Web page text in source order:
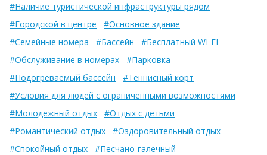
#Наличие туристической инфраструктуры рядом
#Городской в центре
#Основное здание
#Семейные номера
#Бассейн
#Бесплатный WI-FI
#Обслуживание в номерах
#Парковка
#Подогреваемый бассейн
#Теннисный корт
#Условия для людей с ограниченными возможностями
#Молодежный отдых
#Отдых с детьми
#Романтический отдых
#Оздоровительный отдых
#Спокойный отдых
#Песчано-галечный